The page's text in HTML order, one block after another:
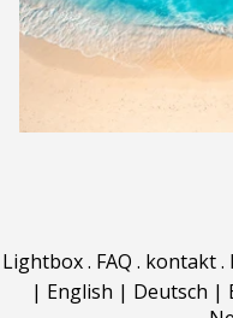
Lightbox. FAQ . kontakt.
| English | Deutsch |